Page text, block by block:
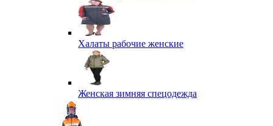
Халаты рабочие женские
Женская зимняя спецодежда